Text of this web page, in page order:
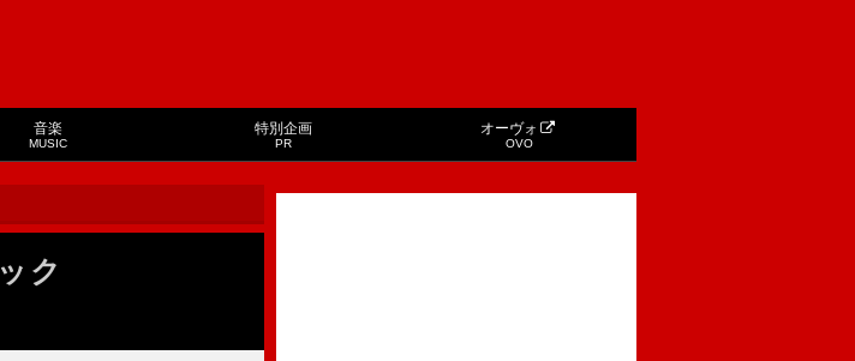
音楽
MUSIC
特別企画
PR
オーヴォ
OVO
ク